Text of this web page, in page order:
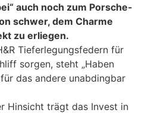
auch noch zum Porsche-
schwer, dem Charme
zu erliegen.
Tieferlegungsfedern für
sorgen, steht „Haben
das andere unabdingbar
Hinsicht trägt das Invest in